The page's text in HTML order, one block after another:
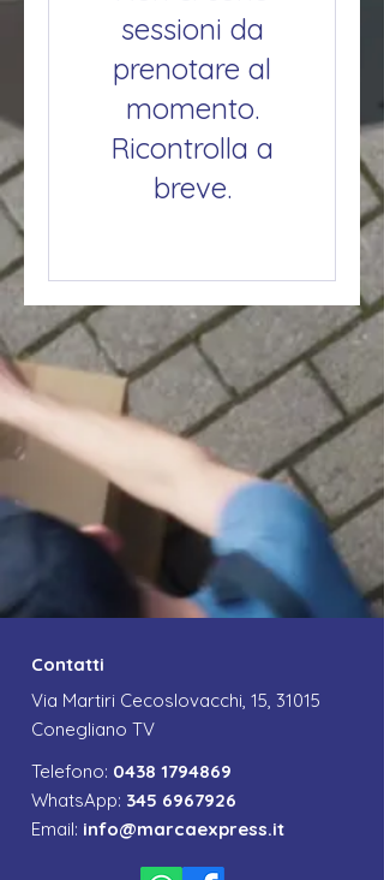
sessioni da
prenotare al
momento.
Ricontrolla a
breve.
Contatti
Via Martiri Cecoslovacchi, 15, 31015
Conegliano TV
Telefono: 0438 1794869
WhatsApp: 345 6967926
Email: info@marcaexpress.it